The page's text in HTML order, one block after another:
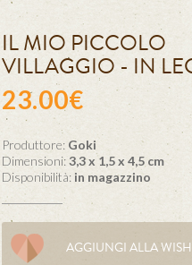
IL MIO PICCOLO
VILLAGGIO - IN
23.00€
Produttore: Goki
Dimensioni:3,3 x 1,5 x 4,5 cm
Disponibilità: in magazzino
AGGIUNGI ALLA